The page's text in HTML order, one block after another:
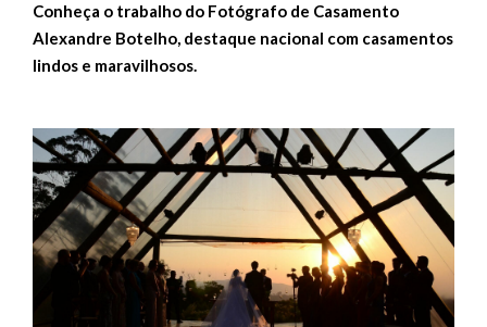
Conheça o trabalho do Fotógrafo de Casamento
Alexandre Botelho, destaque nacional com casamentos
lindos e maravilhosos.